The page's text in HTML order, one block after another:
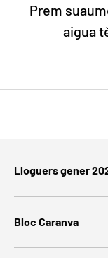
Prem
aigua
Lloguers gener
Bloc Caranva